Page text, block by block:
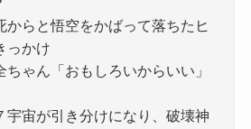
からと悟空をかばって落ちたヒ
っかけ
ゃん「おもしろいからいい」
宇宙が引き分けになり、破壊神